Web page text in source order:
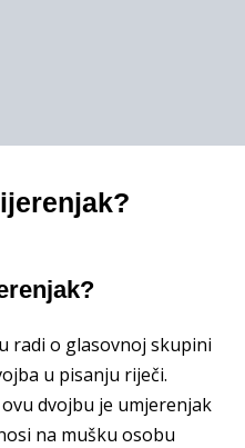
radi o glasovnoj skupini
u pisanju riječi.
dvojbu je umjerenjak
na mušku osobu